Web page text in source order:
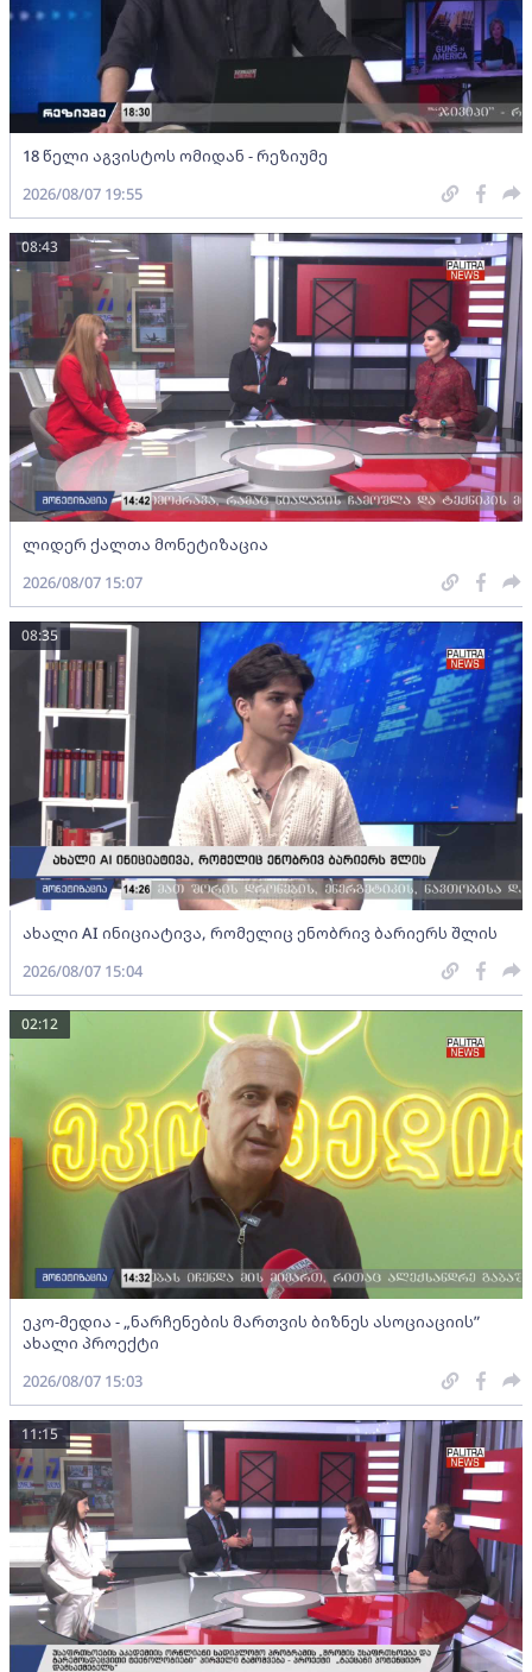
18 წელი აგვისტოს ომიდან - რეზიუმე
2026/08/07 19:55
ლიდერ ქალთა მონეტიზაცია
08:43
2026/08/07 15:07
ახალი AI ინიციატივა, რომელიც ენობრივ ბარიერს შლის
08:35
2026/08/07 15:04
ეკო-მედია - „ნარჩენების მართვის ბიზნეს ასოციაციის”
ახალი პროექტი
02:12
2026/08/07 15:03
11:15